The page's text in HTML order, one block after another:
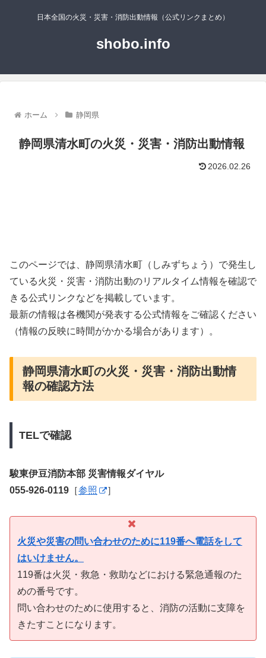
日本全国の火災・災害・消防出動情報（公式リンクまとめ）
shobo.info
ホーム 静岡県
静岡県清水町の火災・災害・消防出動情報
2026.02.26
このページでは、静岡県清水町（しみずちょう）で発生し
ている火災・災害・消防出動のリアルタイム情報を確認で
きる公式リンクなどを掲載しています。
最新の情報は各機関が発表する公式情報をご確認ください
（情報の反映に時間がかかる場合があります）。
静岡県清水町の火災・災害・消防出動情
報の確認方法
TELで確認
駿東伊豆消防本部 災害情報ダイヤル
055-926-0119 ［参照 ］
火災や災害の問い合わせのために119番へ電話をして
はいけません。
119番は火災・救急・救助などにおける緊急通報のた
めの番号です。
問い合わせのために使用すると、消防の活動に支障を
きたすことになります。